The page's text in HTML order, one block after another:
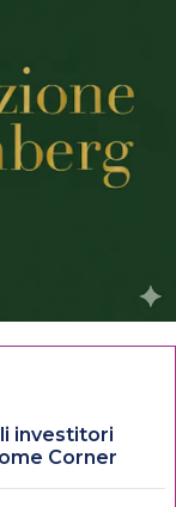
investitori
Corner